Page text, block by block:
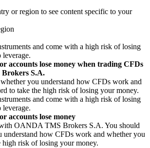
or region to see content specific to your
and come with a high risk of losing
accounts lose money when trading CFDs
S.A.
you understand how CFDs work and
to take the high risk of losing your money.
and come with a high risk of losing
accounts lose money
OANDA TMS Brokers S.A. You should
understand how CFDs work and whether you
high risk of losing your money.